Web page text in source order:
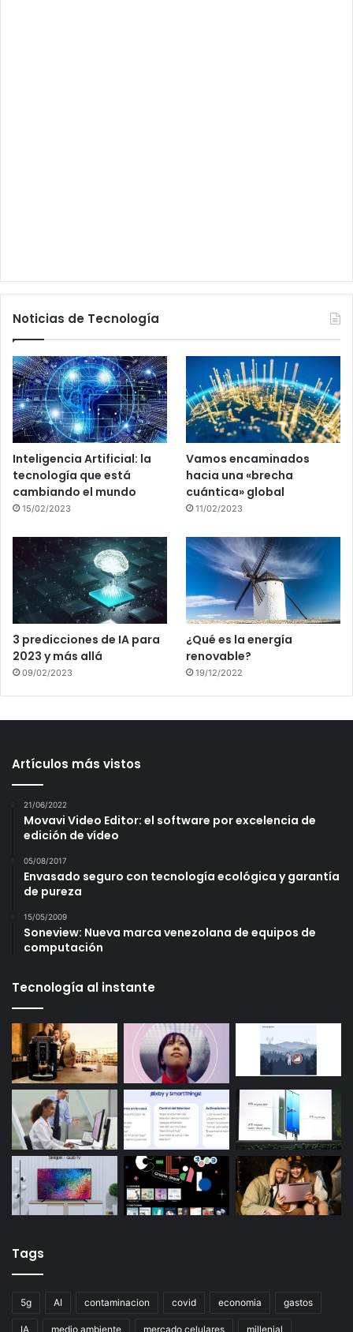
Noticias de Tecnología
Inteligencia Artificial: la
tecnología que está
cambiando el mundo
15/02/2023
Vamos encaminados
hacia una «brecha
cuántica» global
11/02/2023
3 predicciones de IA para
2023 y más allá
09/02/2023
¿Qué es la energía
renovable?
19/12/2022
Artículos más vistos
21/06/2022
Movavi Video Editor: el software por excelencia de
edición de vídeo
05/08/2017
Envasado seguro con tecnología ecológica y garantía
de pureza
15/05/2009
Soneview: Nueva marca venezolana de equipos de
computación
Tecnología al instante
Tags
5g AI contaminacion covid economia gastos
IA medio ambiente mercado celulares millenial